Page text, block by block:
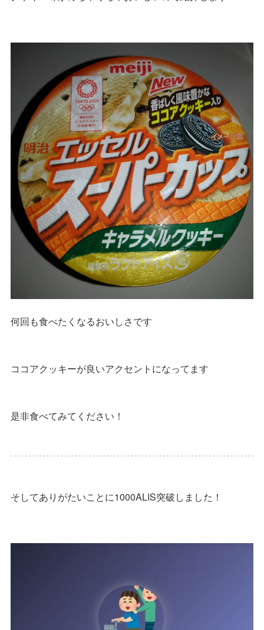
何回も食べたくなるおいしさです
ココアクッキーが良いアクセントになってます
是非食べてみてください！
そしてありがたいことに1000ALIS突破しました！